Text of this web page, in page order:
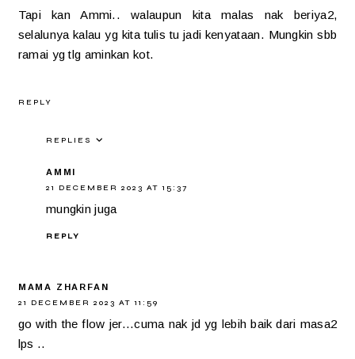
Tapi kan Ammi.. walaupun kita malas nak beriya2,
selalunya kalau yg kita tulis tu jadi kenyataan. Mungkin sbb
ramai yg tlg aminkan kot.
REPLY
REPLIES
AMMI
21 DECEMBER 2023 AT 15:37
mungkin juga
REPLY
MAMA ZHARFAN
21 DECEMBER 2023 AT 11:59
go with the flow jer...cuma nak jd yg lebih baik dari masa2
lps ..